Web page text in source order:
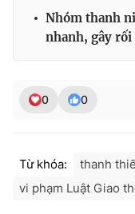
® Cấm sao chép dưới
thuận bằng văn bản.
Nhóm thanh
nhanh, gây
0 0
Từ khóa: thanh
vi phạm Luật Giao